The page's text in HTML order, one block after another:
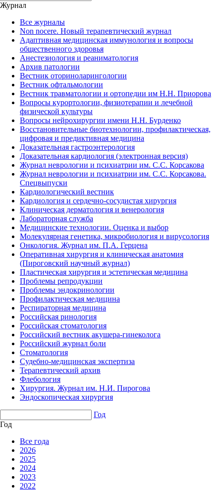
Журнал
Все журналы
Non nocere. Новый терапевтический журнал
Адаптивная медицинская иммунология и вопросы
общественного здоровья
Анестезиология и реаниматология
Архив патологии
Вестник оториноларингологии
Вестник офтальмологии
Вестник травматологии и ортопедии им Н.Н. Приорова
Вопросы курортологии, физиотерапии и лечебной
физической культуры
Вопросы нейрохирургии имени Н.Н. Бурденко
Восстановительные биотехнологии, профилактическая,
цифровая и предиктивная медицина
Доказательная гастроэнтерология
Доказательная кардиология (электронная версия)
Журнал неврологии и психиатрии им. С.С. Корсакова
Журнал неврологии и психиатрии им. С.С. Корсакова.
Спецвыпуски
Кардиологический вестник
Кардиология и сердечно-сосудистая хирургия
Клиническая дерматология и венерология
Лабораторная служба
Медицинские технологии. Оценка и выбор
Молекулярная генетика, микробиология и вирусология
Онкология. Журнал им. П.А. Герцена
Оперативная хирургия и клиническая анатомия
(Пироговский научный журнал)
Пластическая хирургия и эстетическая медицина
Проблемы репродукции
Проблемы эндокринологии
Профилактическая медицина
Респираторная медицина
Российская ринология
Российская стоматология
Российский вестник акушера-гинеколога
Российский журнал боли
Стоматология
Судебно-медицинская экспертиза
Терапевтический архив
Флебология
Хирургия. Журнал им. Н.И. Пирогова
Эндоскопическая хирургия
Год
Год
Все года
2026
2025
2024
2023
2022